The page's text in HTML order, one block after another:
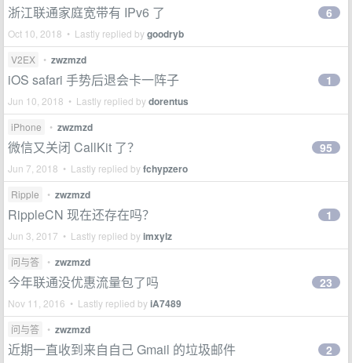
浙江联通家庭宽带有 IPv6 了
Oct 10, 2018 • Lastly replied bygoodryb
6
V2EX • zwzmzd
iOS safari 手势后退会卡一阵子
Jun 10, 2018 • Lastly replied bydorentus
1
iPhone • zwzmzd
微信又关闭 CallKit 了？
Jun 7, 2018 • Lastly replied byfchypzero
95
Ripple • zwzmzd
RippleCN 现在还存在吗？
Jun 3, 2017 • Lastly replied byimxylz
1
问与答 • zwzmzd
今年联通没优惠流量包了吗
Nov 11, 2016 • Lastly replied byiA7489
23
问与答 • zwzmzd
近期一直收到来自自己 Gmail 的垃圾邮件 2